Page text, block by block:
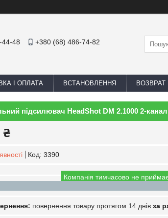
44-48 +380 (68) 486-74-82
І ОПЛАТА ВСТАНОВЛЕННЯ
підсилювач HeadShot DM 2.1000 2-
₴
Код: 3390
Компанія тимчасово не
повернення товару протягом 14 днів за